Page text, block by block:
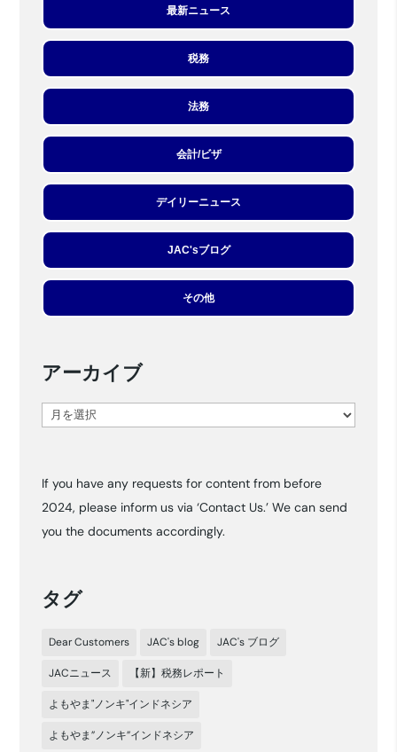
最新ニュース
税務
法務
会計/ビザ
デイリーニュース
JAC'sブログ
その他
アーカイブ
ア
イ
ブ
If you have any requests for content from before
2024, please inform us via ‘Contact Us.’ We can send
you the documents accordingly.
タグ
Dear Customers JAC's blog JAC's ブログ
JACニュース 【新】税務レポート
よもやま"ノンキ"インドネシア
よもやま”ノンキ”インドネシア